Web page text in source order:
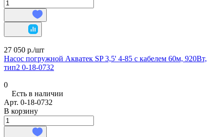
27 050 р./шт
Насос погружной Акватек SP 3,5' 4-85 с кабелем 60м, 920Вт,
тип2 0-18-0732
0
Есть в наличии
Арт. 0-18-0732
В корзину